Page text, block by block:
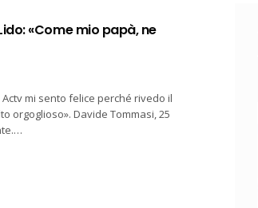
«Come mio papà, ne
mi sento felice perché rivedo il
orgoglioso». Davide Tommasi, 25